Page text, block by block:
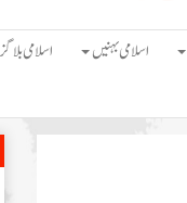
اسلامی بہنیں اسلامی بلاگز